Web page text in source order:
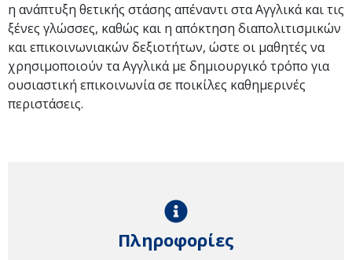
η ανάπτυξη θετικής στάσης απέναντι στα Αγγλικά και τις
ξένες γλώσσες, καθώς και η απόκτηση διαπολιτισμικών
και επικοινωνιακών δεξιοτήτων, ώστε οι μαθητές να
χρησιμοποιούν τα Αγγλικά με δημιουργικό τρόπο για
ουσιαστική επικοινωνία σε ποικίλες καθημερινές
περιστάσεις.
Πληροφορίες